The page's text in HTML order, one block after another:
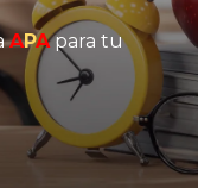
APApara tu